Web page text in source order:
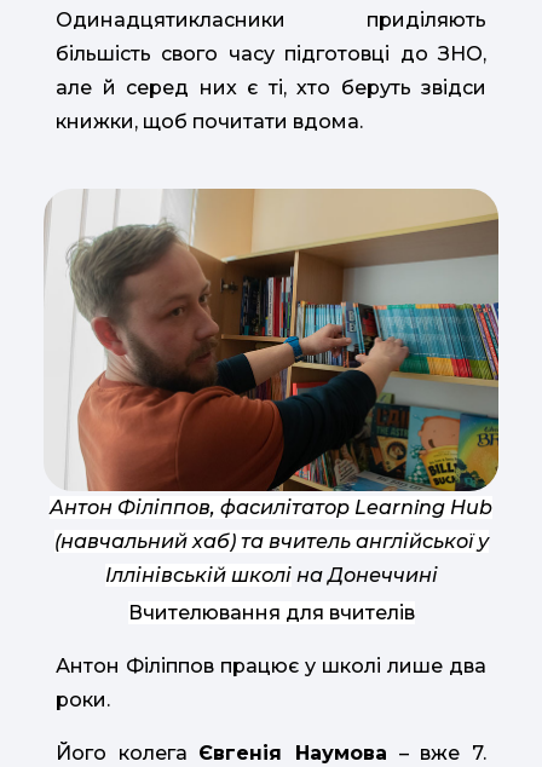
Одинадцятикласники приділяють
більшість свого часу підготовці до ЗНО,
але й серед них є ті, хто беруть звідси
книжки, щоб почитати вдома.
Антон Філіппов, фасилітатор Learning Hub
(навчальний хаб) та вчитель англійської у
Іллінівській школіна Донеччині
Вчителювання для вчителів
Антон Філіппов працює у школі лише два
роки.
Його колега Євгенія Наумова – вже 7.